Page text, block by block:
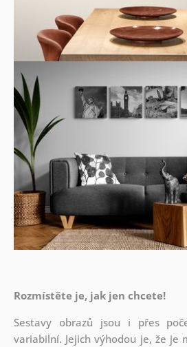
Rozmístěte je, jak jen chcete!
Sestavy obrazů jsou i přes
variabilní. Jejich výhodou je, že je